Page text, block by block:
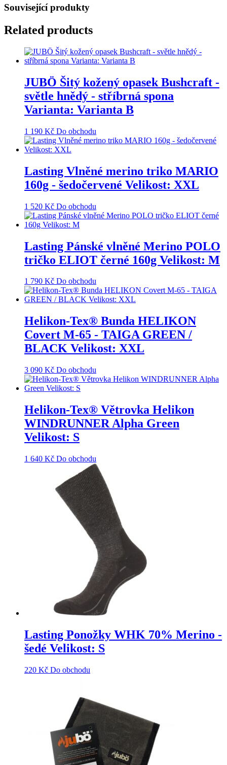
Související produkty
Related products
JUBÖ Šitý kožený opasek Bushcraft -
světle hnědý - stříbrná spona
Varianta: Varianta B
1 190 Kč Do obchodu
Lasting Vlněné merino triko MARIO
160g - šedočervené Velikost: XXL
1 520 Kč Do obchodu
Lasting Pánské vlněné Merino POLO
tričko ELIOT černé 160g Velikost: M
1 790 Kč Do obchodu
Helikon-Tex® Bunda HELIKON
Covert M-65 - TAIGA GREEN /
BLACK Velikost: XXL
3 090 Kč Do obchodu
Helikon-Tex® Větrovka Helikon
WINDRUNNER Alpha Green
Velikost: S
1 640 Kč Do obchodu
Lasting Ponožky WHK 70% Merino -
šedé Velikost: S
220 Kč Do obchodu